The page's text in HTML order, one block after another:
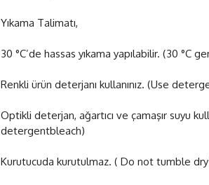
Yıkama Talimatı,
30 °C’de hassas yıkama yapılabilir. (30 °C
Renkli ürün deterjanı kullanınız. (Use
Optikli deterjan, ağartıcı ve çamaşır suyu
detergentbleach)
Kurutucuda kurutulmaz. ( Do not tumble